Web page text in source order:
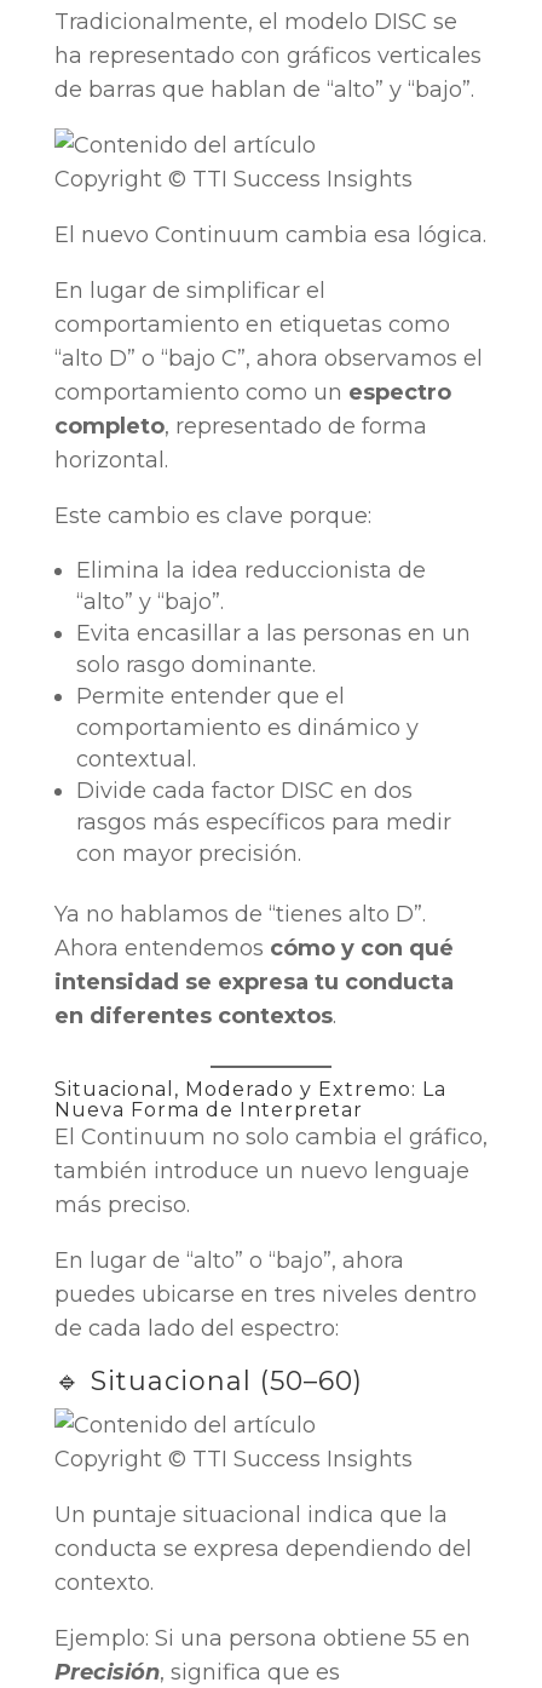
Tradicionalmente, el modelo DISC se
ha representado con gráficos verticales
de barras que hablan de “alto” y “bajo”.
Copyright © TTI Success Insights
El nuevo Continuum cambia esa lógica.
En lugar de simplificar el
comportamiento en etiquetas como
“alto D” o “bajo C”, ahora observamos el
comportamiento como un espectro
completo, representado de forma
horizontal.
Este cambio es clave porque:
Elimina la idea reduccionista de
“alto” y “bajo”.
Evita encasillar a las personas en un
solo rasgo dominante.
Permite entender que el
comportamiento es dinámico y
contextual.
Divide cada factor DISC en dos
rasgos más específicos para medir
con mayor precisión.
Ya no hablamos de “tienes alto D”.
Ahora entendemos cómo y con qué
intensidad se expresa tu conducta
en diferentes contextos.
Situacional, Moderado y Extremo: La
Nueva Forma de Interpretar
El Continuum no solo cambia el gráfico,
también introduce un nuevo lenguaje
más preciso.
En lugar de “alto” o “bajo”, ahora
puedes ubicarse en tres niveles dentro
de cada lado del espectro:
🔹 Situacional (50–60)
Copyright © TTI Success Insights
Un puntaje situacional indica que la
conducta se expresa dependiendo del
contexto.
Ejemplo: Si una persona obtiene 55 en
Precisión, significa que es